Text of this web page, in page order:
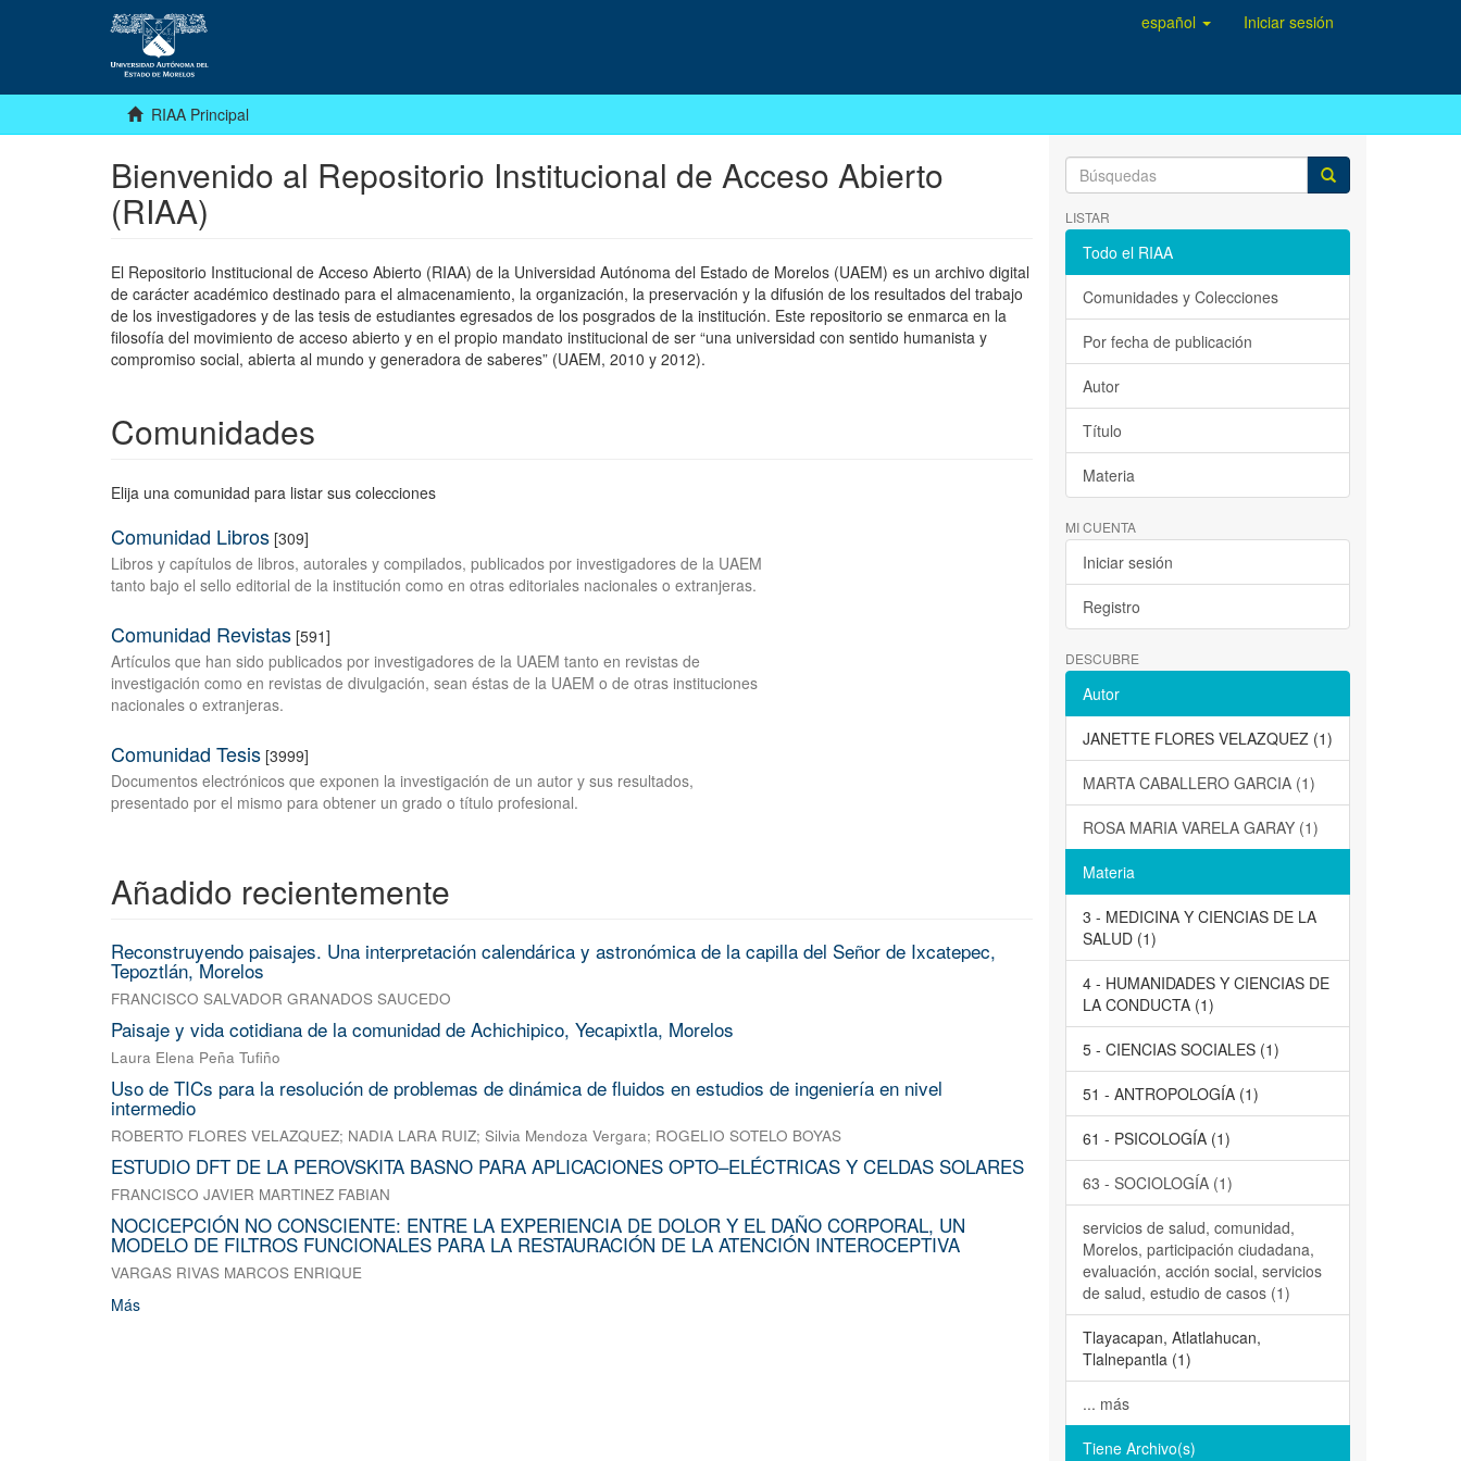
español Iniciar sesión
RIAA Principal
Bienvenido al Repositorio Institucional de Acceso Abierto
(RIAA)
El Repositorio Institucional de Acceso Abierto (RIAA) de la Universidad Autónoma del Estado de Morelos (UAEM) es un archivo digital
de carácter académico destinado para el almacenamiento, la organización, la preservación y la difusión de los resultados del trabajo
de los investigadores y de las tesis de estudiantes egresados de los posgrados de la institución. Este repositorio se enmarca en la
filosofía del movimiento de acceso abierto y en el propio mandato institucional de ser “una universidad con sentido humanista y
compromiso social, abierta al mundo y generadora de saberes” (UAEM, 2010 y 2012).
Comunidades
Elija una comunidad para listar sus colecciones
Comunidad Libros [309]
Libros y capítulos de libros, autorales y compilados, publicados por investigadores de la UAEM
tanto bajo el sello editorial de la institución como en otras editoriales nacionales o extranjeras.
Comunidad Revistas [591]
Artículos que han sido publicados por investigadores de la UAEM tanto en revistas de
investigación como en revistas de divulgación, sean éstas de la UAEM o de otras instituciones
nacionales o extranjeras.
Comunidad Tesis [3999]
Documentos electrónicos que exponen la investigación de un autor y sus resultados,
presentado por el mismo para obtener un grado o título profesional.
Añadido recientemente
Reconstruyendo paisajes. Una interpretación calendárica y astronómica de la capilla del Señor de Ixcatepec,
Tepoztlán, Morelos
FRANCISCO SALVADOR GRANADOS SAUCEDO
Paisaje y vida cotidiana de la comunidad de Achichipico, Yecapixtla, Morelos
Laura Elena Peña Tufiño
Uso de TICs para la resolución de problemas de dinámica de fluidos en estudios de ingeniería en nivel
intermedio
ROBERTO FLORES VELAZQUEZ; NADIA LARA RUIZ; Silvia Mendoza Vergara; ROGELIO SOTELO BOYAS
ESTUDIO DFT DE LA PEROVSKITA BASNO PARA APLICACIONES OPTO–ELÉCTRICAS Y CELDAS SOLARES
FRANCISCO JAVIER MARTINEZ FABIAN
NOCICEPCIÓN NO CONSCIENTE: ENTRE LA EXPERIENCIA DE DOLOR Y EL DAÑO CORPORAL, UN
MODELO DE FILTROS FUNCIONALES PARA LA RESTAURACIÓN DE LA ATENCIÓN INTEROCEPTIVA
VARGAS RIVAS MARCOS ENRIQUE
Más
LISTAR
Todo el RIAA
Comunidades y Colecciones
Por fecha de publicación
Autor
Título
Materia
MI CUENTA
Iniciar sesión
Registro
DESCUBRE
Autor
JANETTE FLORES VELAZQUEZ (1)
MARTA CABALLERO GARCIA (1)
ROSA MARIA VARELA GARAY (1)
Materia
3 - MEDICINA Y CIENCIAS DE LA
SALUD (1)
4 - HUMANIDADES Y CIENCIAS DE
LA CONDUCTA (1)
5 - CIENCIAS SOCIALES (1)
51 - ANTROPOLOGÍA (1)
61 - PSICOLOGÍA (1)
63 - SOCIOLOGÍA (1)
servicios de salud, comunidad,
Morelos, participación ciudadana,
evaluación, acción social, servicios
de salud, estudio de casos (1)
Tlayacapan, Atlatlahucan,
Tlalnepantla (1)
... más
Tiene Archivo(s)